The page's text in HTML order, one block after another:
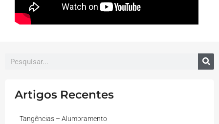
Artigos Recentes
Tangências – Alumbramento